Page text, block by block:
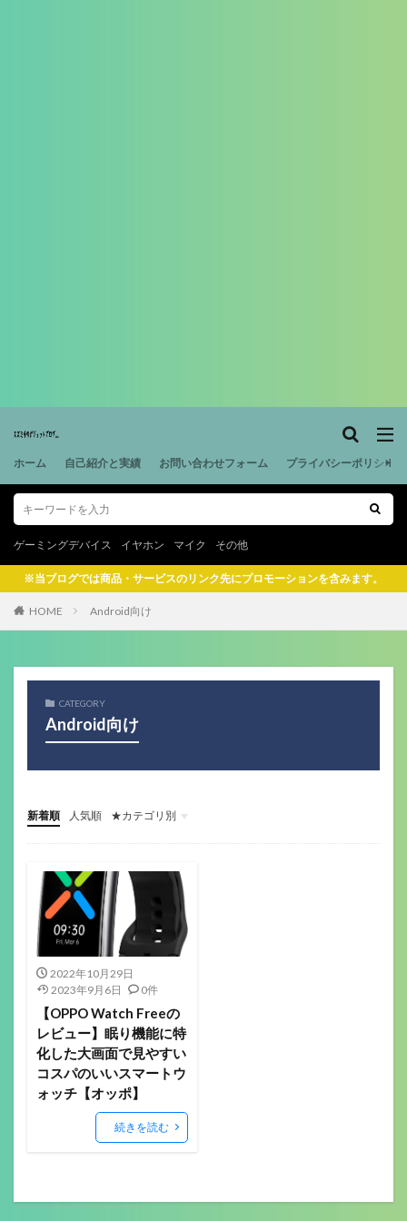
ホーム 自己紹介と実績 お問い合わせフォーム プライバシーポリシー
ゲーミングデバイス イヤホン マイク その他
※当ブログでは商品・サービスのリンク先にプロモーションを含みます。
HOME Android向け
CATEGORY
Android向け
新着順 人気順
★カテゴリ別
ゲーミングデバイス
ガジェット関係
その他(ガジェットや音楽）
音楽機材
マウス
キーボード
ヘッドセット
イヤホン
ゲーミングモニター
ヘッドホン
マイク
配信機材
ゲーミングパッド
ゲーミングチェア
サラウンドアンプ
マウスパッド
Webカメラ
スマートウォッチ
美容
フィットネス
ロボット掃除機
ボードゲーム
2022年10月29日
2023年9月6日
0件
【OPPO Watch Freeの
レビュー】眠り機能に特
化した大画面で見やすい
コスパのいいスマートウ
ォッチ【オッポ】
続きを読む